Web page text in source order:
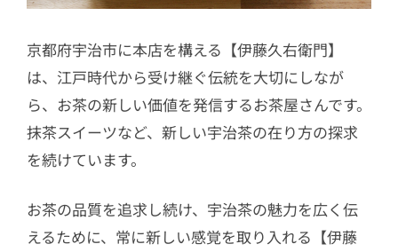
京都府宇治市に本店を構える【伊藤久右衛門】
は、江戸時代から受け継ぐ伝統を大切にしなが
ら、お茶の新しい価値を発信するお茶屋さんです。
抹茶スイーツなど、新しい宇治茶の在り方の探求
を続けています。
お茶の品質を追求し続け、宇治茶の魅力を広く伝
えるために、常に新しい感覚を取り入れる【伊藤